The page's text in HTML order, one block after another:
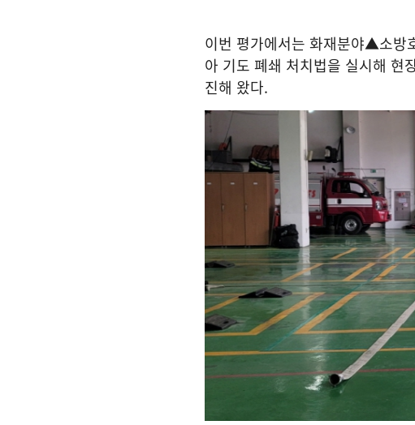
이번 평가에서는 화재분야▲소방
아 기도 폐쇄 처치법을 실시해 현
진해 왔다.